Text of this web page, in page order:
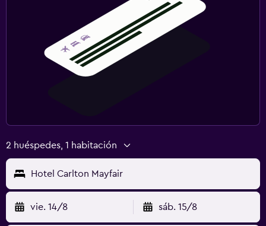
2 huéspedes, 1 habitación
Hotel Carlton Mayfair
vie. 14/8 sáb. 15/8